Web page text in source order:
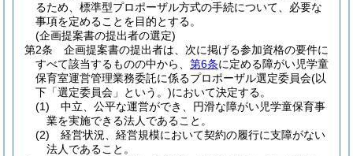
るため、標準型プロポーザル方式の手続について、必要な
事項を定めることを目的とする。
(企画提案書の提出者の選定)
第2条
企画提案書の提出者は、次に掲げる参加資格の要件に
すべて該当するものの中から、 第6条に定める障がい児学童
保育室運営管理業務委託に係るプロポーザル選定委員会(以
下「選定委員会」という。)において決定する。
(1)
中立、公平な運営ができ、円滑な障がい児学童保育事
業を実施できる法人であること。
(2)
経営状況、経営規模において契約の履行に支障がない
法人であること。